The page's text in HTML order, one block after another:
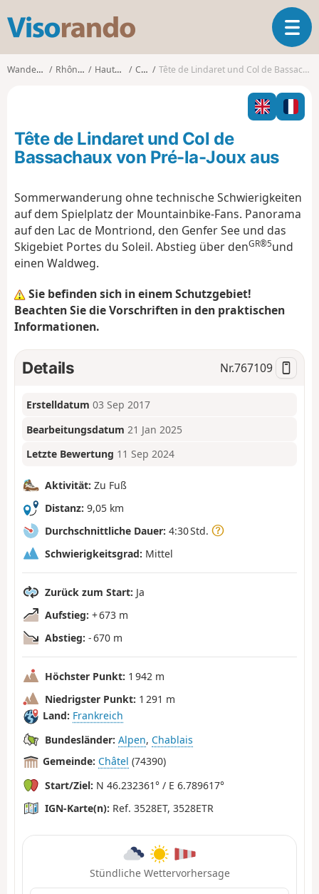
s
o
o
T
o
l
n
a
t
o
Wanderungen Rhône-Alpes Haute-Savoie Châtel Tête de Lindaret und Col de Bassachaux von Pré-la-Joux aus
Tête de Lindaret und Col de
Bassachaux von Pré-la-Joux aus
Sommerwanderung ohne technische Schwierigkeiten
auf dem Spielplatz der Mountainbike-Fans. Panorama
auf den Lac de Montriond, den Genfer See und das
Skigebiet Portes du Soleil. Abstieg über denGR®5und
einen Waldweg.
Sie befinden sich in einem Schutzgebiet!
Beachten Sie die Vorschriften in den praktischen
Informationen.
Details Nr.767109
Erstelldatum 03 Sep 2017
Bearbeitungsdatum 21 Jan 2025
Letzte Bewertung 11 Sep 2024
Aktivität: Zu Fuß
Distanz: 9,05 km
Durchschnittliche Dauer: 4:30 Std.
Schwierigkeitsgrad: Mittel
Zurück zum Start: Ja
Aufstieg: + 673 m
Abstieg: - 670 m
Höchster Punkt: 1 942 m
Niedrigster Punkt: 1 291 m
Land: Frankreich
Bundesländer: Alpen, Chablais
Gemeinde: Châtel (74390)
Start/Ziel: N 46.232361° / E 6.789617°
IGN-Karte(n): Ref. 3528ET, 3528ETR
Stündliche Wettervorhersage